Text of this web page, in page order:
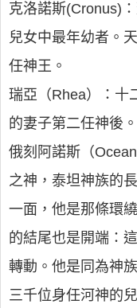
克洛諾斯(Cronus)
兒女中最年幼者。
任神王。
瑞亞（Rhea）：十
的妻子第二任神後。
俄刻阿諾斯（
之神，泰坦神族的
一面，他是那條環
的結尾也是開端：
轉動。他是同為神
三千位身任河神的